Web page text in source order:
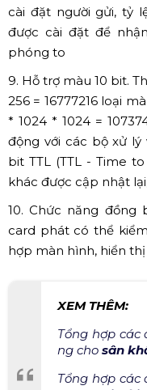
cài đặt người gửi, tỷ
được cài đặt để
phóng to
9. Hỗ trợ màu 10 bit.
256 = 16777216 loại
* 1024 * 1024 =
động với các bộ xử
bit TTL (TTL - Time
khác được cập nhật
10. Chức năng
card phát có thể
hợp màn hình, hiển
XEM THÊM:
Tổng hợp các
ng cho sân
Tổng hợp các